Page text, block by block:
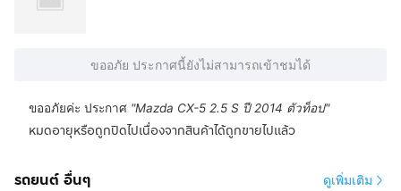
ขออภัย ประกาศนี้ยังไม่สามารถเข้าชมได้
ขออภัยค่ะ ประกาศ "Mazda CX-5 2.5 S ปี 2014 ตัวท็อป"
หมดอายุหรือถูกปิดไปเนื่องจากสินค้าได้ถูกขายไปแล้ว
รถยนต์ อื่นๆ ดูเพิ่มเติม